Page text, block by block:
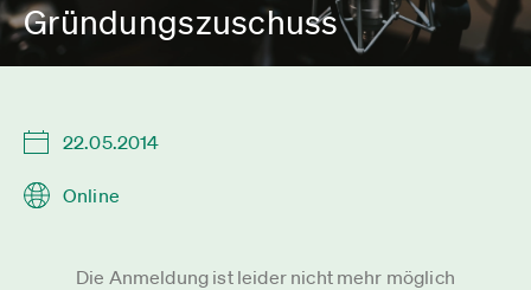
Gründungszuschuss
22.05.2014
Online
Die Anmeldung ist leider nicht mehr möglich